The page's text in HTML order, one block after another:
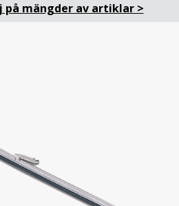
på mängder av artiklar >